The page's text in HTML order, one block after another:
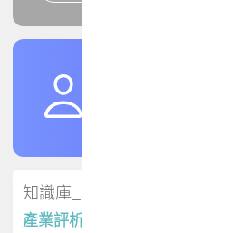
知識庫_會員專屬
產業評析報告